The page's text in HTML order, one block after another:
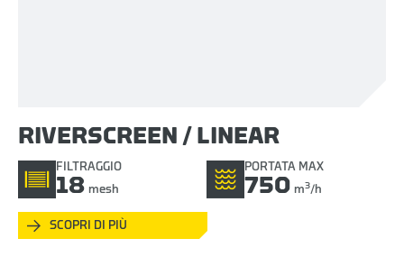
RIVERSCREEN / LINEAR
FILTRAGGIO
18 mesh
PORTATA MAX
750 m3/h
SCOPRI DI PIÙ